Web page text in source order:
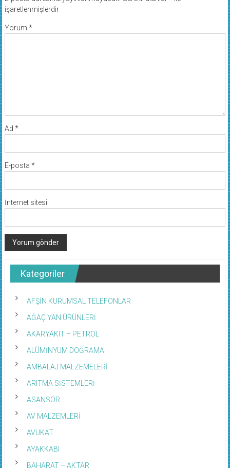
işaretlenmişlerdir
Yorum *
Ad *
E-posta *
İnternet sitesi
Kategoriler
AFŞİN KURUMSAL TELEFONLAR
AĞAÇ YAN ÜRÜNLERİ
AKARYAKIT – PETROL
ALÜMİNYUM DOĞRAMA
AMBALAJ MALZEMELERİ
ARITMA SİSTEMLERİ
ASANSÖR
AV MALZEMLERİ
AVUKAT
AYAKKABI
BAHARAT – AKTAR